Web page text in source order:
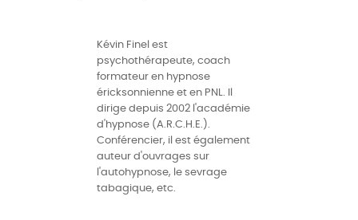
Kévin Finel est
psychothérapeute, coach
formateur en hypnose
éricksonnienne et en PNL. Il
dirige depuis 2002 l'académie
d'hypnose (A.R.C.H.E.).
Conférencier, il est également
auteur d'ouvrages sur
l'autohypnose, le sevrage
tabagique, etc.